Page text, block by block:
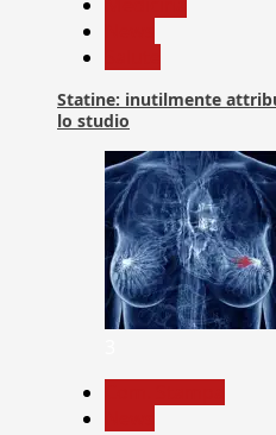
Statine: inutilmente
lo studio